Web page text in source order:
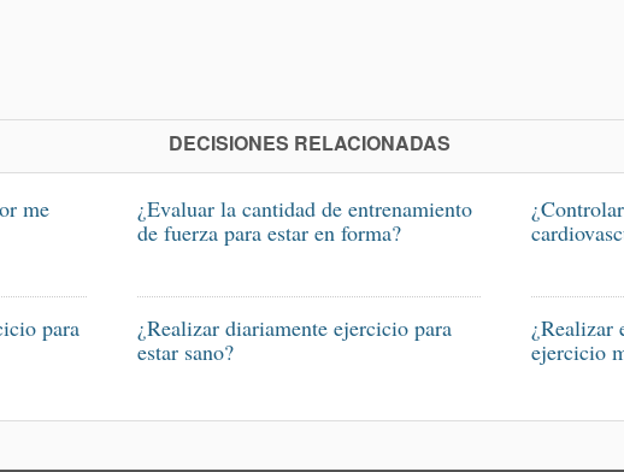
DECISIONES RELACIONADAS
me
¿Evaluar la cantidad de entrenamiento
de fuerza para estar en forma?
para
¿Realizar diariamente ejercicio para
estar sano?
¿Realizar
ejercicio